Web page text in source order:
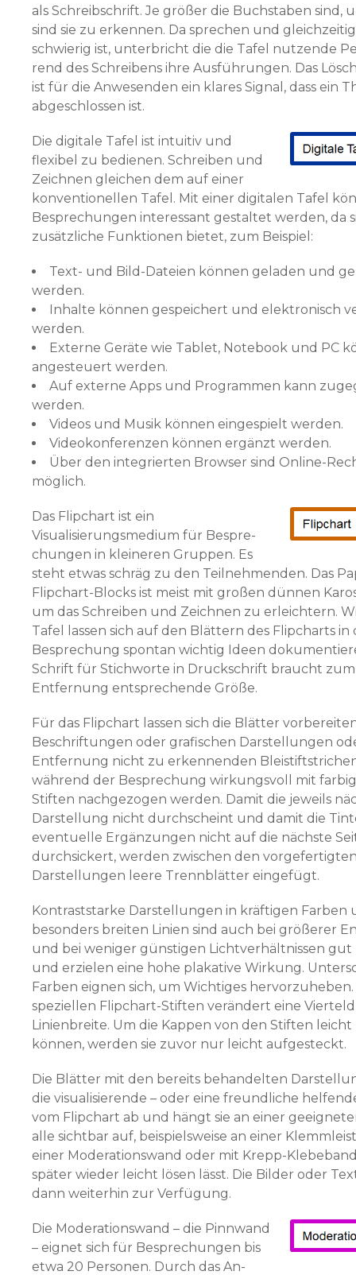
als Schreibschrift. Je größer die Buchstaben sind,
sind sie zu erkennen. Da sprechen und
schwierig ist, unterbricht die die Tafel nutzende
rend des Schreibens ihre Ausführungen. Das
ist für die Anwesen­den ein klares Signal, dass ein
abgeschlossen ist.
Die digitale Tafel ist intuitiv und
flexibel zu bedienen. Schreiben und
Zeichnen gleichen dem auf einer
konven­tionellen Tafel. Mit einer digitalen Tafel
Besprechungen interessant gestaltet werden, da
zusätzliche Funktionen bietet, zum Beispiel:
Text- und Bild-Dateien können geladen und
werden.
Inhalte können gespeichert und elektronisch
werden.
Externe Geräte wie Tablet, Notebook und PC
angesteuert werden.
Auf externe Apps und Programmen kann
werden.
Videos und Musik können eingespielt werden.
Videokonferenzen können ergänzt werden.
Über den integrierten Browser sind Online-
möglich.
Das Flipchart ist ein
Visualisierungsmedium für Bespre­
chungen in kleineren Gruppen. Es
steht etwas schräg zu den Teilnehmenden. Das
Flipchart-Blocks ist meist mit großen dünnen
um das Schreiben und Zeichnen zu erleichtern.
Tafel lassen sich auf den Blättern des Flipcharts in
Besprechung spontan wichtig Ideen
Schrift für Stichworte in Druckschrift braucht zum
Entfernung entsprechende Größe.
Für das Flipchart lassen sich die Blätter
Beschriftungen oder grafischen Darstellungen
Entfernung nicht zu erkennenden
während der Besprechung wirkungsvoll mit
Stiften nachgezogen werden. Damit die jeweils
Darstellung nicht durch­scheint und damit die
eventuelle Ergänzungen nicht auf die nächste
durchsickert, werden zwischen den
Darstellungen leere Trennblätter eingefügt.
Kontraststarke Darstellungen in kräftigen Farben
besonders breiten Linien sind auch bei größerer
und bei weniger günstigen Lichtverhältnissen
und erzielen eine hohe plakative Wirkung.
Farben eignen sich, um Wichtiges hervorzuheben.
speziellen Flipchart-Stiften verändert eine
Linienbreite. Um die Kappen von den Stiften leicht
können, werden sie zuvor nur leicht aufgesteckt.
Die Blätter mit den bereits behandelten
die visualisierende – oder eine freundliche
vom Flipchart ab und hängt sie an einer
alle sichtbar auf, beispielsweise an einer
einer Moderationswand oder mit Krepp-
später wieder leicht lösen lässt. Die Bilder oder
dann weiterhin zur Verfügung.
Die Moderationswand – die Pinnwand
– eignet sich für Besprechungen bis
etwa 20 Personen. Durch das An­